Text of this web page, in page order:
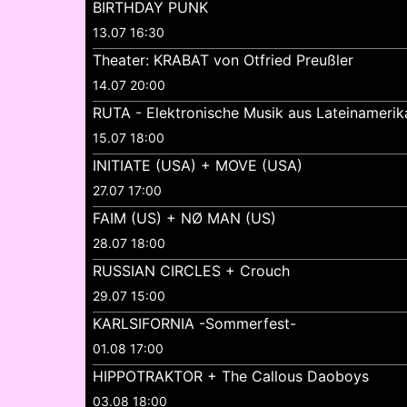
BIRTHDAY PUNK
13.07 16:30
Theater: KRABAT von Otfried Preußler
14.07 20:00
RUTA - Elektronische Musik aus
15.07 18:00
INITIATE (USA) + MOVE (USA)
27.07 17:00
FAIM (US) + NØ MAN (US)
28.07 18:00
RUSSIAN CIRCLES + Crouch
29.07 15:00
KARLSIFORNIA -Sommerfest-
01.08 17:00
HIPPOTRAKTOR + The Callous Daoboys
03.08 18:00